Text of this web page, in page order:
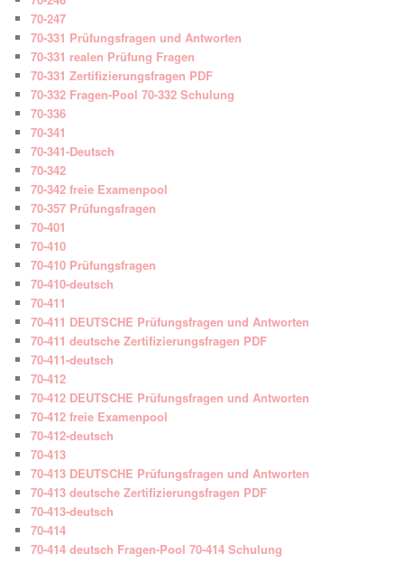
70-247
70-331 Prüfungsfragen und Antworten
70-331 realen Prüfung Fragen
70-331 Zertifizierungsfragen PDF
70-332 Fragen-Pool 70-332 Schulung
70-336
70-341
70-341-Deutsch
70-342
70-342 freie Examenpool
70-357 Prüfungsfragen
70-401
70-410
70-410 Prüfungsfragen
70-410-deutsch
70-411
70-411 DEUTSCHE Prüfungsfragen und Antworten
70-411 deutsche Zertifizierungsfragen PDF
70-411-deutsch
70-412
70-412 DEUTSCHE Prüfungsfragen und Antworten
70-412 freie Examenpool
70-412-deutsch
70-413
70-413 DEUTSCHE Prüfungsfragen und Antworten
70-413 deutsche Zertifizierungsfragen PDF
70-413-deutsch
70-414
70-414 deutsch Fragen-Pool 70-414 Schulung